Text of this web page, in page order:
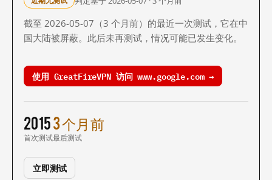
截至 2026-05-07（3 个月前）的最近一次测试，它在中
国大陆被屏蔽。此后未再测试，情况可能已发生变化。
使用 GreatFireVPN 访问 www.google.com →
2015
首次测试
3 个月前
最后测试
立即测试